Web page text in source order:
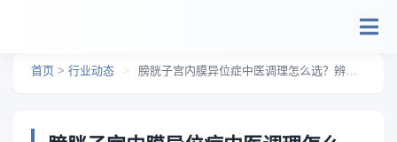
首页 > 行业动态 > 膀胱子宫内膜异位症中医调理怎么选？辨证分型+实用方案缓解不适